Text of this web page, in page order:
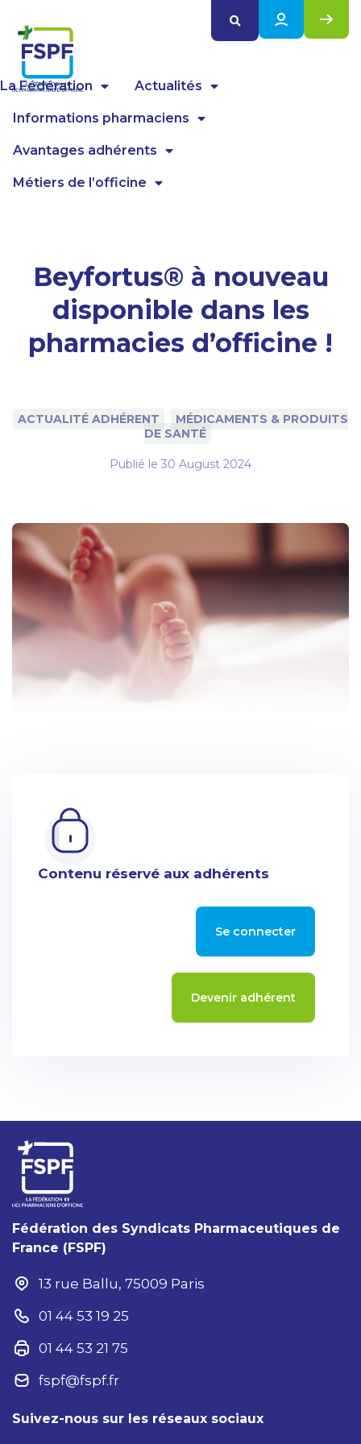
La Fédération Actualités
Informations pharmaciens
Avantages adhérents
Métiers de l’officine
Beyfortus® à nouveau
disponible dans les
pharmacies d’officine !
ACTUALITÉ ADHÉRENT
MÉDICAMENTS & PRODUITS
DE SANTÉ
Publié le 30 August 2024
Contenu réservé aux adhérents
Se connecter
Devenir adhérent
Fédération des Syndicats Pharmaceutiques de
France (FSPF)
13 rue Ballu, 75009 Paris
01 44 53 19 25
01 44 53 21 75
fspf@fspf.fr
Suivez-nous sur les réseaux sociaux